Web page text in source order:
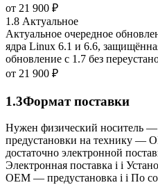
от 21 900 ₽
1.8 Актуальное
Актуальное очередное
ядра Linux 6.1 и 6.6,
обновление с 1.7 без
от 21 900 ₽
1.3Формат поставки
Нужен физический носитель —
предустановки на технику —
достаточно электронной
Электронная поставка i i
OEM — предустановка i i По